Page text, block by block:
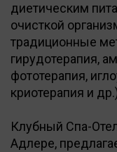
диетическим
очисткой
традиционные
гирудотерапия,
фототерапия,
криотерапия и
Клубный Спа-
Адлере,